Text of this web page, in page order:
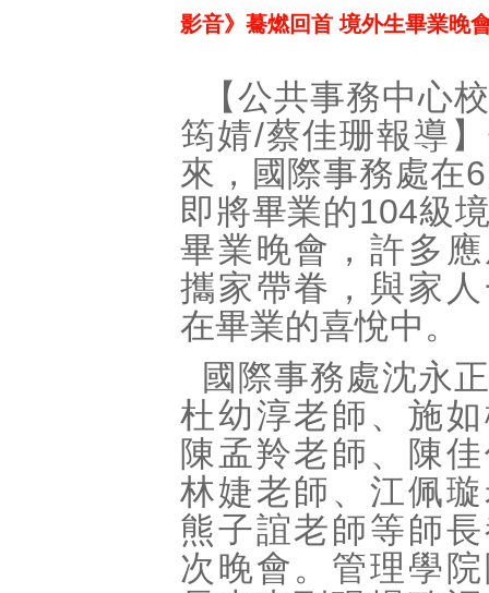
影音》驀燃回首 境外生畢業晚
【公共事務中心
筠婧/蔡佳珊報導
來，國際事務處在6
即將畢業的104級
畢業晚會，許多
攜家帶眷，與家
在畢業的喜悅中。
國際事務處沈永
杜幼淳老師、施
陳孟羚老師、陳
林婕老師、江佩
熊子誼老師等師
次晚會。管理學